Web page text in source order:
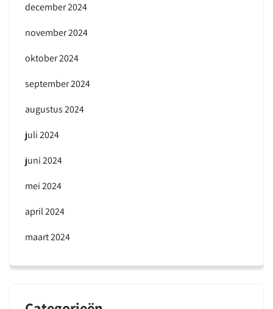
december 2024
november 2024
oktober 2024
september 2024
augustus 2024
juli 2024
juni 2024
mei 2024
april 2024
maart 2024